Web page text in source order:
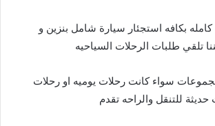
بكافه استجئار سيارة شامل بنزين و
تلقي طلبات الرحلات السياحيه
مجموعات سواء كانت رحلات يوميه او رحلات
للتنقل والراحه تقدم